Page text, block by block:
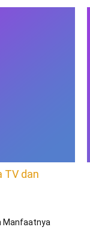
TV dan
Manfaatnya